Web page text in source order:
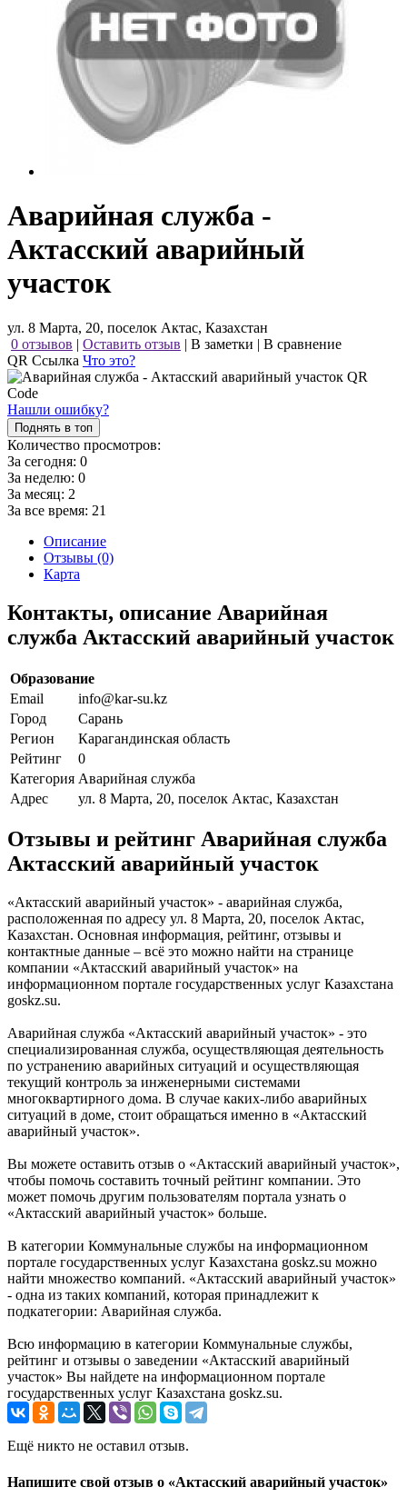
Аварийная служба -
Актасский аварийный
участок
ул. 8 Марта, 20, поселок Актас, Казахстан
0 отзывов | Оставить отзыв | В заметки | В сравнение
QR Ссылка Что это?
Нашли ошибку?
Поднять в топ
Количество просмотров:
За сегодня: 0
За неделю: 0
За месяц: 2
За все время: 21
Описание
Отзывы (0)
Карта
Контакты, описание Аварийная
служба Актасский аварийный участок
Образование
Email
info@kar-su.kz
Город
Сарань
Регион
Карагандинская область
Рейтинг
0
Категория Аварийная служба
Адрес
ул. 8 Марта, 20, поселок Актас, Казахстан
Отзывы и рейтинг Аварийная служба
Актасский аварийный участок
«Актасский аварийный участок» - аварийная служба,
расположенная по адресу ул. 8 Марта, 20, поселок Актас,
Казахстан. Основная информация, рейтинг, отзывы и
контактные данные – всё это можно найти на странице
компании «Актасский аварийный участок» на
информационном портале государственных услуг Казахстана
goskz.su.
Аварийная служба «Актасский аварийный участок» - это
специализированная служба, осуществляющая деятельность
по устранению аварийных ситуаций и осуществляющая
текущий контроль за инженерными системами
многоквартирного дома. В случае каких-либо аварийных
ситуаций в доме, стоит обращаться именно в «Актасский
аварийный участок».
Вы можете оставить отзыв о «Актасский аварийный участок»,
чтобы помочь составить точный рейтинг компании. Это
может помочь другим пользователям портала узнать о
«Актасский аварийный участок» больше.
В категории Коммунальные службы на информационном
портале государственных услуг Казахстана goskz.su можно
найти множество компаний. «Актасский аварийный участок»
- одна из таких компаний, которая принадлежит к
подкатегории: Аварийная служба.
Всю информацию в категории Коммунальные службы,
рейтинг и отзывы о заведении «Актасский аварийный
участок» Вы найдете на информационном портале
государственных услуг Казахстана goskz.su.
Ещё никто не оставил отзыв.
Напишите свой отзыв о «Актасский аварийный участок»